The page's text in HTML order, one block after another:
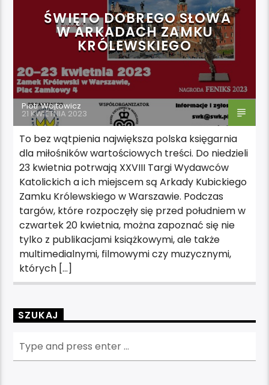
ŚWIĘTO DOBREGO SŁOWA
W ARKADACH ZAMKU
KRÓLEWSKIEGO
Piotr Wojtowicz
21 KWIETNIA 2023
To bez wątpienia największa polska księgarnia
dla miłośników wartościowych treści. Do niedzieli
23 kwietnia potrwają XXVIII Targi Wydawców
Katolickich a ich miejscem są Arkady Kubickiego
Zamku Królewskiego w Warszawie. Podczas
targów, które rozpoczęły się przed południem w
czwartek 20 kwietnia, można zapoznać się nie
tylko z publikacjami książkowymi, ale także
multimedialnymi, filmowymi czy muzycznymi,
których […]
SZUKAJ